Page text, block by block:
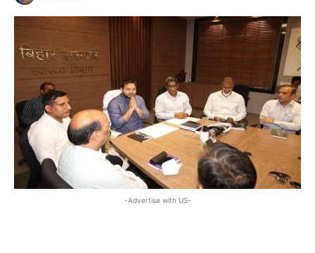
-Advertise with US-